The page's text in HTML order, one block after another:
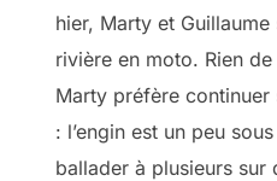
hier, Marty et
rivière en moto. Rien
Marty préfère continuer
: l’engin est un peu
ballader à plusieurs sur